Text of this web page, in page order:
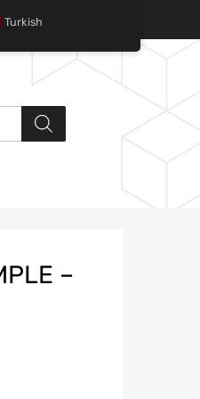
532 685 32 42
–
Turkish